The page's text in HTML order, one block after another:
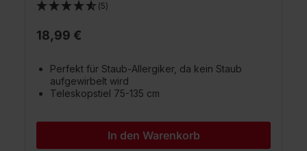
(5)
18,99 €
Perfekt für Staub-Allergiker, da kein Staub
aufgewirbelt wird
Teleskopstiel 75-135 cm
In den Warenkorb